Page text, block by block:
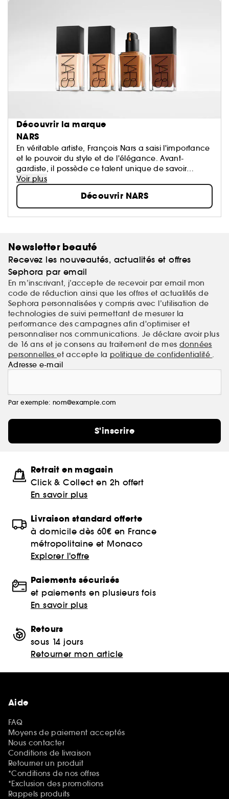
Découvrir la marque
NARS
En véritable artiste, François Nars a saisi l'importance
et le pouvoir du style et de l'élégance. Avant-
gardiste, il possède ce talent unique de savoir
révéler la beauté intérieure de la femme. Pour lui, le
maquillage n'est pas un masque, il doit révéler la
quintessence de la femme...
Voir plus
Découvrir NARS
Newsletter beauté
Recevez les nouveautés, actualités et offres
Sephora par email
En m’inscrivant, j’accepte de recevoir par email mon
code de réduction ainsi que les offres et actualités de
Sephora personnalisées y compris avec l’utilisation de
technologies de suivi permettant de mesurer la
performance des campagnes afin d'optimiser et
personnaliser nos communications. Je déclare avoir plus
de 16 ans et je consens au traitement de mes données
personnelleset accepte la politique de confidentialité .
Adresse e-mail
Par exemple: nom@example.com
S'inscrire
Retrait en magasin
Click & Collect en 2h offert
En savoir plus
Livraison standard offerte
à domicile dès 60€ en France
métropolitaine et Monaco
Explorer l'offre
Paiements sécurisés
et paiements en plusieurs fois
En savoir plus
Retours
sous 14 jours
Retourner mon article
Aide
FAQ
Moyens de paiement acceptés
Nous contacter
Conditions de livraison
Retourner un produit
*Conditions de nos offres
*Exclusion des promotions
Rappels produits